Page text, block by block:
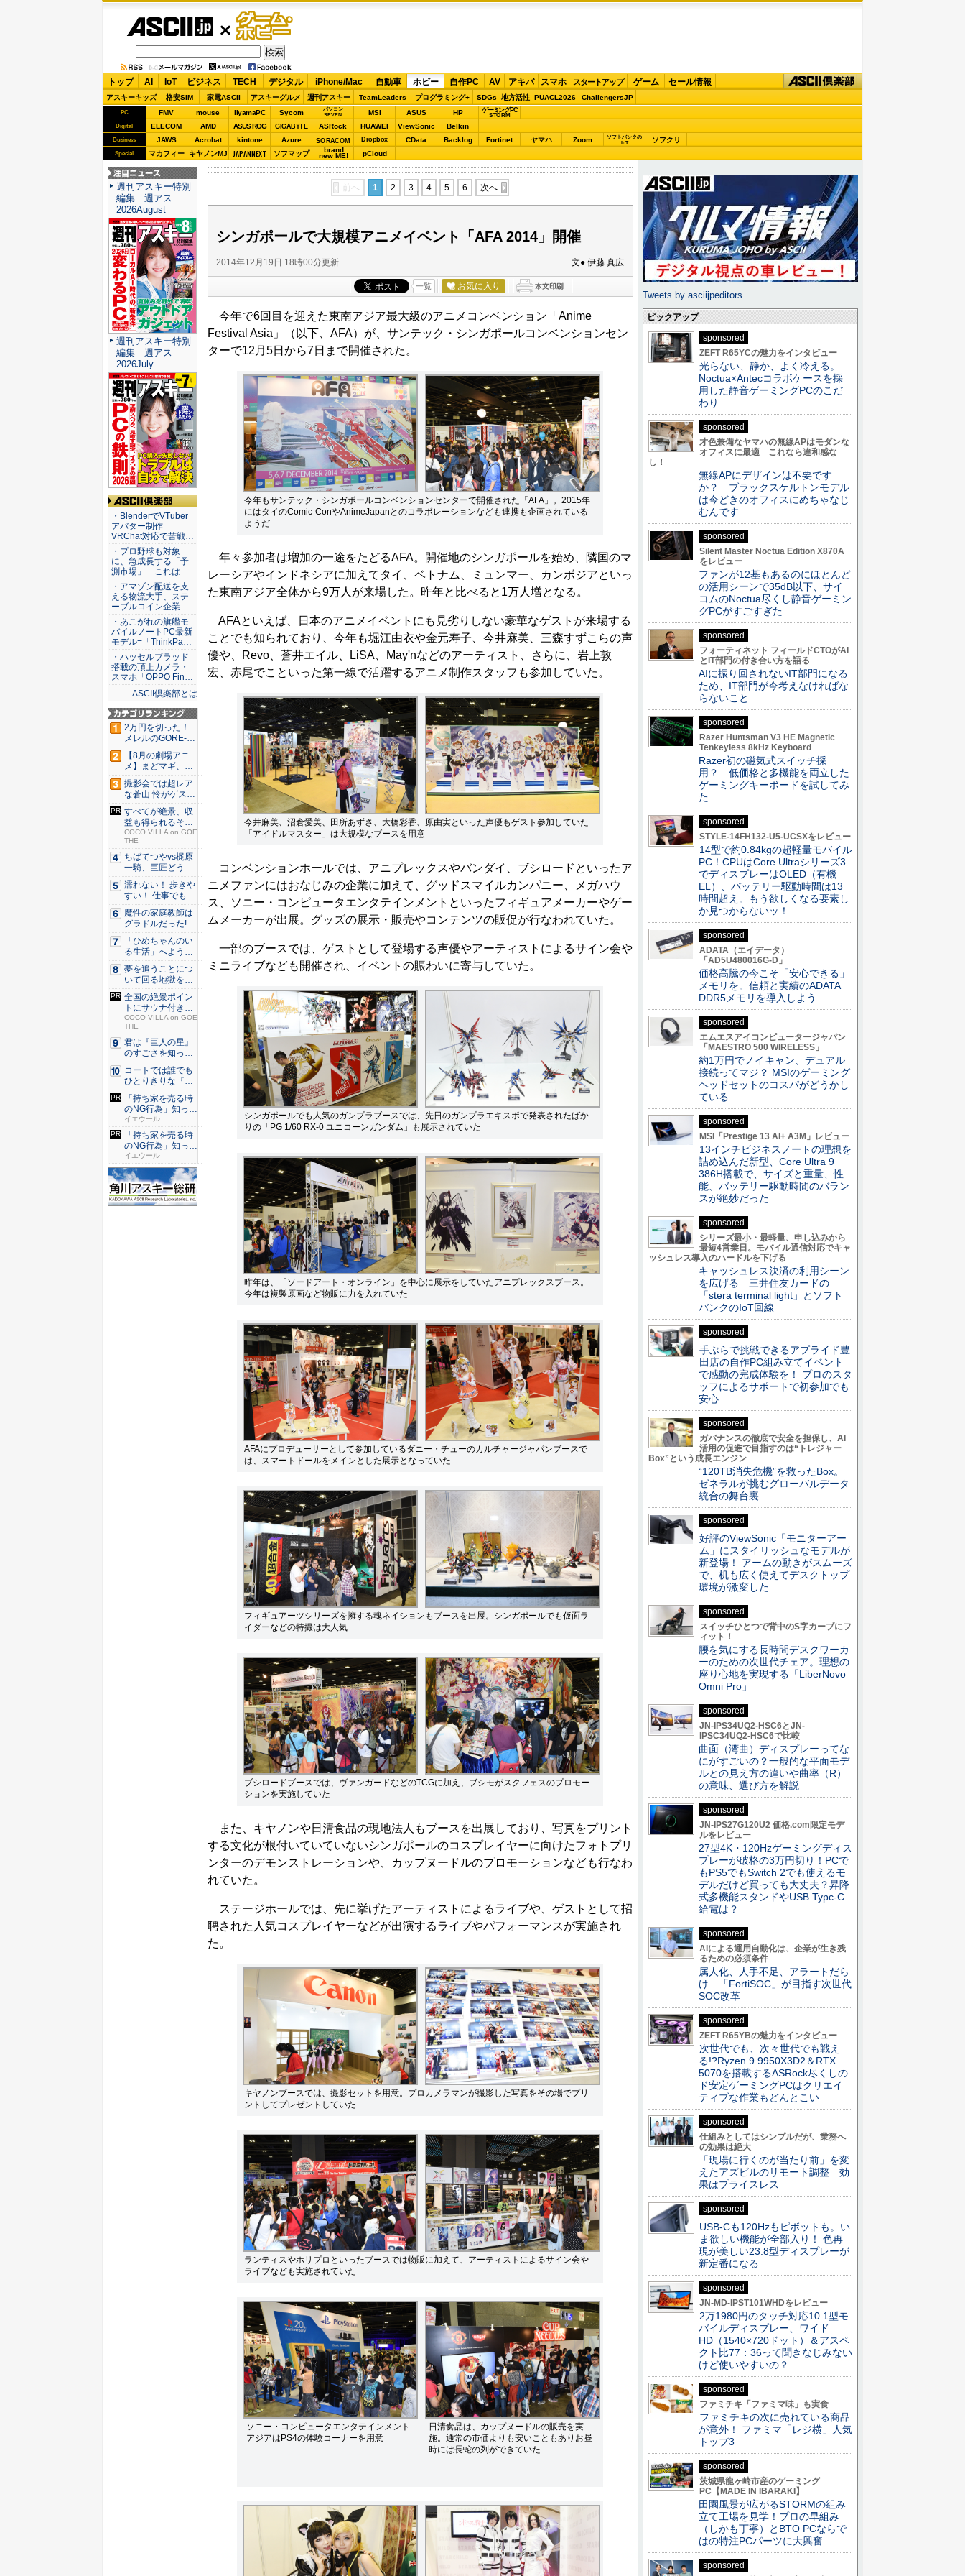
ゲーム・
ホビー
トップ AI IoT ビジネス TECH デジタル iPhone/Mac 自動車 ホビー 自作PC AV アキバ スマホ スタートアップ ゲーム セール情報
アスキーキッズ 格安SIM 家電ASCII アスキーグルメ 週刊アスキー TeamLeaders プログラミング+ SDGs 地方活性 PUACL2026 ChallengersJP
PC FMV mouse iiyamaPC Sycom
パソコン
SEVEN
MSI ASUS HP ゲーミングPC
STORM
Digital ELECOM AMD ASUS ROG GIGABYTE ASRock HUAWEI ViewSonic Belkin
Business JAWS Acrobat kintone Azure SORACOM Dropbox CData Backlog Fortinet ヤマハ Zoom
ソフトバンクの
IoT
ソフクリ
Special マカフィー キヤノンMJ JAPANNEXT ソフマップ brand
new ME! pCloud
前へ 1 2 3 4 5 6 次へ
シンガポールで大規模アニメイベント「AFA 2014」開催
2014年12月19日 18時00分更新 文● 伊藤 真広
一覧 お気に入り
今年で6回目を迎えた東南アジア最大級のアニメコンベンション「Anime
Festival Asia」（以下、AFA）が、サンテック・シンガポールコンベンションセン
ターで12月5日から7日まで開催された。
今年もサンテック・シンガポールコンベンションセンターで開催された「AFA」。2015年
にはタイのComic-ConやAnimeJapanとのコラボレーションなども連携も企画されている
ようだ
年々参加者は増加の一途をたどるAFA。開催地のシンガポールを始め、隣国のマ
レーシアやインドネシアに加えてタイ、ベトナム、ミュンマー、カンボジアといっ
た東南アジア全体から9万人が来場した。昨年と比べると1万人増となる。
AFAといえば、日本のアニメイベントにも見劣りしない豪華なゲストが来場する
ことでも知られており、今年も堀江由衣や金元寿子、今井麻美、三森すずこらの声
優や、Revo、蒼井エイル、LiSA、May'nなどのアーティスト、さらに、岩上敦
宏、赤尾でこといった第一線で活躍するアニメ制作スタッフも参加していた。
今井麻美、沼倉愛美、田所あずさ、大橋彩香、原由実といった声優もゲスト参加していた
「アイドルマスター」は大規模なブースを用意
コンベンションホールでは、アニプレックスやバンダイ、ブシロードといったア
ニメファンにはおなじみの企業に加えて、グッドスマイルカンパニー、メガハウ
ス、ソニー・コンピュータエンタテインメントといったフィギュアメーカーやゲー
ムメーカーが出展。グッズの展示・販売やコンテンツの販促が行なわれていた。
一部のブースでは、ゲストとして登場する声優やアーティストによるサイン会や
ミニライブなども開催され、イベントの賑わいに寄与していた。
シンガポールでも人気のガンプラブースでは、先日のガンプラエキスポで発表されたばか
りの「PG 1/60 RX-0 ユニコーンガンダム」も展示されていた
昨年は、「ソードアート・オンライン」を中心に展示をしていたアニプレックスブース。
今年は複製原画など物販に力を入れていた
AFAにプロデューサーとして参加しているダニー・チューのカルチャージャパンブースで
は、スマートドールをメインとした展示となっていた
フィギュアーツシリーズを擁する魂ネイションもブースを出展。シンガポールでも仮面ラ
イダーなどの特撮は大人気
ブシロードブースでは、ヴァンガードなどのTCGに加え、ブシモがスクフェスのプロモー
ションを実施していた
また、キヤノンや日清食品の現地法人もブースを出展しており、写真をプリント
する文化が根付いていていないシンガポールのコスプレイヤーに向けたフォトプリ
ンターのデモンストレーションや、カップヌードルのプロモーションなども行なわ
れていた。
ステージホールでは、先に挙げたアーティストによるライブや、ゲストとして招
聘された人気コスプレイヤーなどが出演するライブやパフォーマンスが実施され
た。
キヤノンブースでは、撮影セットを用意。プロカメラマンが撮影した写真をその場でプリ
ントしてプレゼントしていた
ランティスやホリプロといったブースでは物販に加えて、アーティストによるサイン会や
ライブなども実施されていた
ソニー・コンピュータエンタテインメント
アジアはPS4の体験コーナーを用意
日清食品は、カップヌードルの販売を実
施。通常の市価よりも安いこともありお昼
時には長蛇の列ができていた
注目ニュース
週刊アスキー特別
編集 週アス
2026August
週刊アスキー特別
編集 週アス
2026July
ASCII倶楽部
・BlenderでVTuber
アバター制作
VRChat対応で苦戦…
・プロ野球も対象
に、急成長する「予
測市場」 これは…
・アマゾン配送を支
える物流大手、ステ
ーブルコイン企業…
・あこがれの旗艦モ
バイルノートPC最新
モデル=「ThinkPa…
・ハッセルブラッド
搭載の頂上カメラ・
スマホ「OPPO Fin…
ASCII倶楽部とは
2万円を切った！
メレルのGORE-T
E...
【8月の劇場アニ
メ】まどマギ、13
年ぶり...
撮影会では超レア
な蒼山 怜がゲスト
登場！...
すべてが絶景、収
益も得られるその
仕組みと...
COCO VILLA on GOE
THE
ちばてつやvs梶原
一騎、巨匠どうし
のガチ...
濡れない！ 歩きや
すい！ 仕事でも履
ける...
魔性の家庭教師は
グラドルだった!?
村雨...
「ひめちゃんのい
る生活」へようこ
そ！ 「...
夢を追うことにつ
いて回る地獄を描
く『二階...
全国の絶景ポイン
トにサウナ付きの
シェア別...
COCO VILLA on GOE
THE
君は『巨人の星』
のすごさを知って
いるか？...
コートでは誰でも
ひとりきりな『エ
ースをね...
「持ち家を売る時
のNG行為」知って
るだけ...
イエウール
「持ち家を売る時
のNG行為」知って
るだけ...
イエウール
Tweets by asciijpeditors
ピックアップ
sponsored
ZEFT R65YCの魅力をインタビュー
光らない、静か、よく冷える。
Noctua×Antecコラボケースを採
用した静音ゲーミングPCのこだ
わり
sponsored
才色兼備なヤマハの無線APはモダンな
オフィスに最適 これなら違和感な
し！
無線APにデザインは不要です
か？ ブラックスケルトンモデル
は今どきのオフィスにめちゃなじ
むんです
sponsored
Silent Master Noctua Edition X870A
をレビュー
ファンが12基もあるのにほとんど
の活用シーンで35dB以下、サイ
コムのNoctua尽くし静音ゲーミン
グPCがすごすぎた
sponsored
フォーティネット フィールドCTOがAI
とIT部門の付き合い方を語る
AIに振り回されないIT部門になる
ため、IT部門が今考えなければな
らないこと
sponsored
Razer Huntsman V3 HE Magnetic
Tenkeyless 8kHz Keyboard
Razer初の磁気式スイッチ採
用？ 低価格と多機能を両立した
ゲーミングキーボードを試してみ
た
sponsored
STYLE-14FH132-U5-UCSXをレビュー
14型で約0.84kgの超軽量モバイル
PC！CPUはCore Ultraシリーズ3
でディスプレーはOLED（有機
EL）、バッテリー駆動時間は13
時間超え。もう欲しくなる要素し
か見つからないッ！
sponsored
ADATA（エイデータ）
「AD5U480016G-D」
価格高騰の今こそ「安心できる」
メモリを。信頼と実績のADATA
DDR5メモリを導入しよう
sponsored
エムエスアイコンピュータージャパン
「MAESTRO 500 WIRELESS」
約1万円でノイキャン、デュアル
接続ってマジ？ MSIのゲーミング
ヘッドセットのコスパがどうかし
ている
sponsored
MSI「Prestige 13 AI+ A3M」レビュー
13インチビジネスノートの理想を
詰め込んだ新型、Core Ultra 9
386H搭載で、サイズと重量、性
能、バッテリー駆動時間のバラン
スが絶妙だった
sponsored
シリーズ最小・最軽量、申し込みから
最短4営業日。モバイル通信対応でキャ
ッシュレス導入のハードルを下げる
キャッシュレス決済の利用シーン
を広げる 三井住友カードの
「stera terminal light」とソフト
バンクのIoT回線
sponsored
手ぶらで挑戦できるアプライド豊
田店の自作PC組み立てイベント
で感動の完成体験を！ プロのスタ
ッフによるサポートで初参加でも
安心
sponsored
ガバナンスの徹底で安全を担保し、AI
活用の促進で目指すのは“トレジャー
Box”という成長エンジン
“120TB消失危機”を救ったBox。
ゼネラルが挑むグローバルデータ
統合の舞台裏
sponsored
好評のViewSonic「モニターアー
ム」にスタイリッシュなモデルが
新登場！ アームの動きがスムーズ
で、机も広く使えてデスクトップ
環境が激変した
sponsored
スイッチひとつで背中のS字カーブにフ
ィット！
腰を気にする長時間デスクワーカ
ーのための次世代チェア。理想の
座り心地を実現する「LiberNovo
Omni Pro」
sponsored
JN-IPS34UQ2-HSC6とJN-
IPSC34UQ2-HSC6で比較
曲面（湾曲）ディスプレーってな
にがすごいの？一般的な平面モデ
ルとの見え方の違いや曲率（R）
の意味、選び方を解説
sponsored
JN-IPS27G120U2 価格.com限定モデ
ルをレビュー
27型4K・120Hzゲーミングディス
プレーが破格の3万円切り！PCで
もPS5でもSwitch 2でも使えるモ
デルだけど買っても大丈夫？昇降
式多機能スタンドやUSB Typc-C
給電は？
sponsored
AIによる運用自動化は、企業が生き残
るための必須条件
属人化、人手不足、アラートだら
け 「FortiSOC」が目指す次世代
SOC改革
sponsored
ZEFT R65YBの魅力をインタビュー
次世代でも、次々世代でも戦え
る!?Ryzen 9 9950X3D2＆RTX
5070を搭載するASRock尽くしの
ド安定ゲーミングPCはクリエイ
ティブな作業もどんとこい
sponsored
仕組みとしてはシンプルだが、業務へ
の効果は絶大
「現場に行くのが当たり前」を変
えたアズビルのリモート調整 効
果はプライスレス
sponsored
USB-Cも120Hzもピボットも。い
ま欲しい機能が全部入り！ 色再
現が美しい23.8型ディスプレーが
新定番になる
sponsored
JN-MD-IPST101WHDをレビュー
2万1980円のタッチ対応10.1型モ
バイルディスプレー、ワイド
HD（1540×720ドット）＆アスペ
クト比77：36って聞きなじみない
けど使いやすいの？
sponsored
ファミチキ「ファミマ味」も実食
ファミチキの次に売れている商品
が意外！ ファミマ「レジ横」人気
トップ3
sponsored
茨城県龍ヶ崎市産のゲーミング
PC【MADE IN IBARAKI】
田園風景が広がるSTORMの組み
立て工場を見学！プロの早組み
（しかも丁寧）とBTO PCならで
はの特注PCパーツに大興奮
sponsored